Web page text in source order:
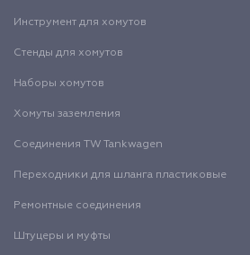
Инструмент для хомутов
Стенды для хомутов
Наборы хомутов
Хомуты заземления
Соединения TW Tankwagen
Переходники для шланга пластиковые
Ремонтные соединения
Штуцеры и муфты